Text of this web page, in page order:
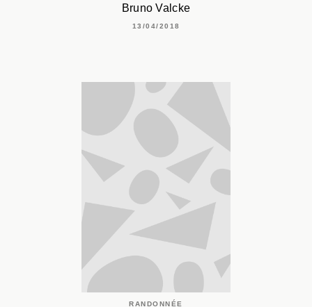
Bruno Valcke
13/04/2018
RANDONNÉE